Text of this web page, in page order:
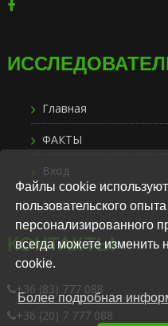
Файлы cookie
пользовательского
персонализированного
всегда можете изменить
cookie.
Более подробная
Главная
ФАКТЫ
Вход
КОНТАКТЫ
+36 (83) 777 088
+36 (20) 7 777 088